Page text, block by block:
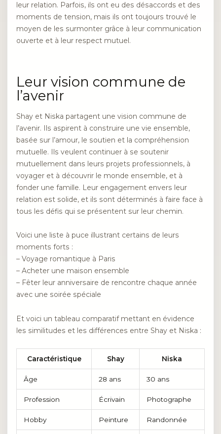
leur relation. Parfois, ils ont eu des désaccords et des
moments de tension, mais ils ont toujours trouvé le
moyen de les surmonter grâce à leur communication
ouverte et à leur respect mutuel.
Leur vision commune de
l’avenir
Shay et Niska partagent une vision commune de
l’avenir. Ils aspirent à construire une vie ensemble,
basée sur l’amour, le soutien et la compréhension
mutuelle. Ils veulent continuer à se soutenir
mutuellement dans leurs projets professionnels, à
voyager et à découvrir le monde ensemble, et à
fonder une famille. Leur engagement envers leur
relation est solide, et ils sont déterminés à faire face à
tous les défis qui se présentent sur leur chemin.
Voici une liste à puce illustrant certains de leurs
moments forts :
– Voyage romantique à Paris
– Acheter une maison ensemble
– Fêter leur anniversaire de rencontre chaque année
avec une soirée spéciale
Et voici un tableau comparatif mettant en évidence
les similitudes et les différences entre Shay et Niska :
Caractéristique Shay Niska
Âge 28 ans 30 ans
Profession Écrivain Photographe
Hobby Peinture Randonnée